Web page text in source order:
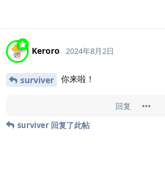
Keroro 2024年8月2日
surviver 你来啦！
回复
surviver 回复了此帖